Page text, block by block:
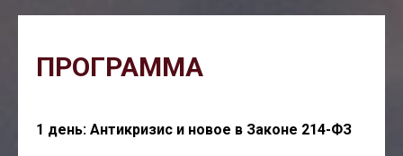
участия» в 2023-2024 гг.Все о досрочном
- Учет и налогообложение застройщиков при
Почему стройку для дольщиков отражают в
ПРОГРАММА
1 день: Антикризис и новое в Законе 214-ФЗ